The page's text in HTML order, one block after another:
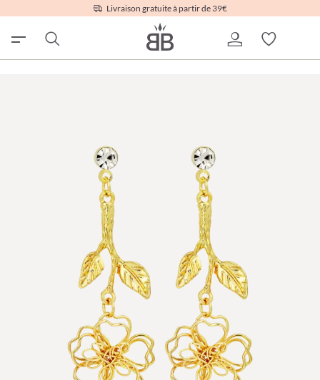
Livraison gratuite à partir de 39€